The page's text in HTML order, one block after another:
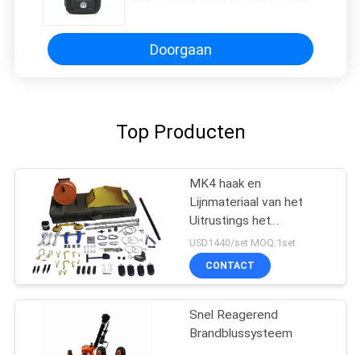
Platformoplossing
Doorgaan
Top Producten
MK4 haak en
Lijnmateriaal van het
Uitrustings het
Tegenterrorisme voor
Handvat Verdacht
Explosief
USD1440/set MOQ:1set
CONTACT
Snel Reagerend
Brandblussysteem